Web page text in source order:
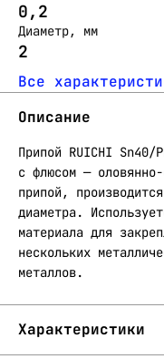
0,2
Диаметр, мм
2
Все
Описание
Припой RUICHI
с флюсом — оловянно-
припой,
диаметра.
материала для
нескольких
металлов.
Характеристики